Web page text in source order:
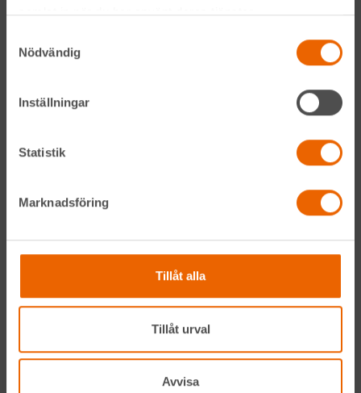
samlat in när du har använt deras tjänster.
Nödvändig
Inställningar
Statistik
Marknadsföring
Tillåt alla
Tillåt urval
Avvisa
Jobba hos oss
HLLÅ! Vår värld
Om HLL
Bli kund
HLL x Maskinera